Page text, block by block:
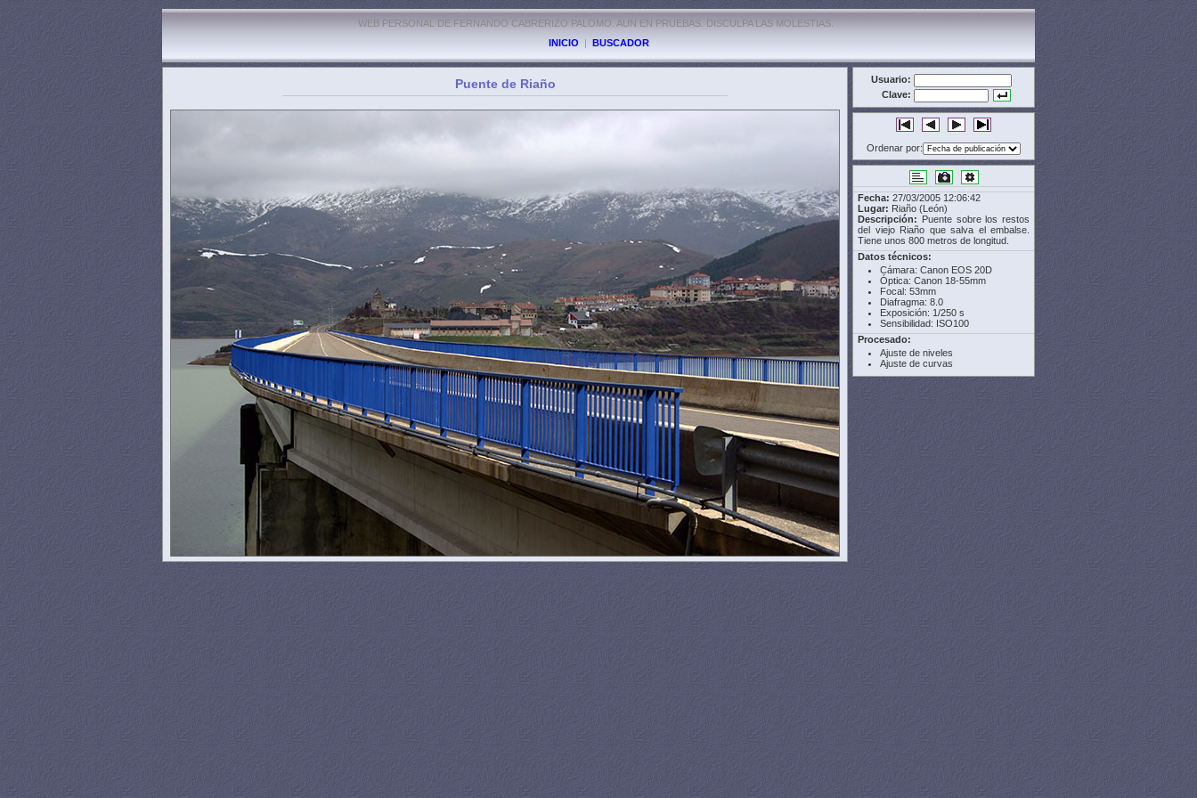
WEB PERSONAL DE FERNANDO CABRERIZO PALOMO. AUN EN PRUEBAS. DISCULPA LAS MOLESTIAS.
INICIO | BUSCADOR
Puente de Riaño
Usuario:
Clave:
Ordenar por:
Fecha: 27/03/2005 12:06:42
Lugar: Riaño (León)
Descripción: Puente sobre los restos
del viejo Riaño que salva el embalse.
Tiene unos 800 metros de longitud.
Datos técnicos:
Cámara: Canon EOS 20D
Óptica: Canon 18-55mm
Focal: 53mm
Diafragma: 8.0
Exposición: 1/250 s
Sensibilidad: ISO100
Procesado:
Ajuste de niveles
Ajuste de curvas